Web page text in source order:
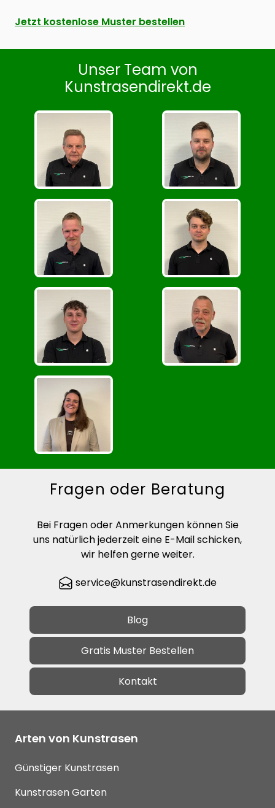
Jetzt kostenlose Muster bestellen
Unser Team von
Kunstrasendirekt.de
Fragen oder Beratung
Bei Fragen oder Anmerkungen können Sie
uns natürlich jederzeit eine E-Mail schicken,
wir helfen gerne weiter.
service@kunstrasendirekt.de
Blog
Gratis Muster Bestellen
Kontakt
Arten von Kunstrasen
Günstiger Kunstrasen
Kunstrasen Garten